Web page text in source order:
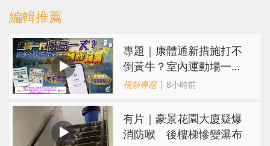
編輯推薦
專題｜康體通新措施打不
倒黃牛？室內運動場一場
難求越炒越貴
視頻專題| 8小時前
有片｜豪景花園大廈疑爆
消防喉 後樓梯慘變瀑布